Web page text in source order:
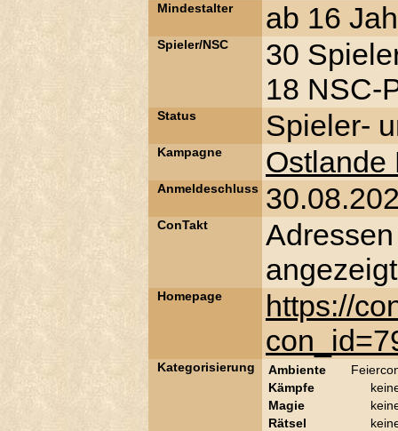
Mindestalter ab 16
Spieler/NSC
30
18 NSC-
Status Spieler-
Kampagne Ostlande
Anmeldeschluss
ConTakt
angezeigt
Homepage
https://
Kategorisierung Ambiente
Kämpfe
Magie
Rätsel